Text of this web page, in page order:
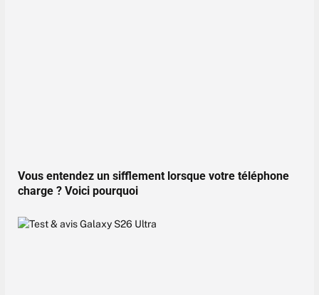
Vous entendez un sifflement lorsque votre téléphone
charge ? Voici pourquoi